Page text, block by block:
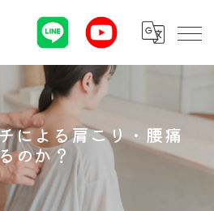
による肩こり・腰痛
のか？